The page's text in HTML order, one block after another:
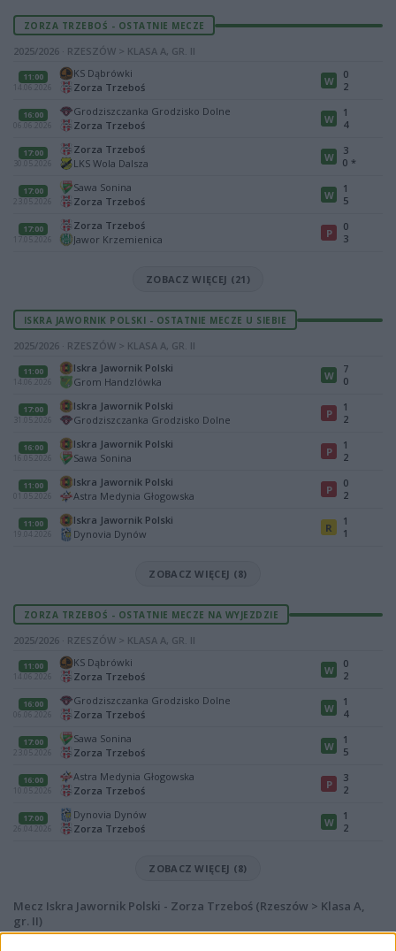
ZORZA TRZEBOŚ - OSTATNIE MECZE
2025/2026 · RZESZÓW > KLASA A, GR. II
11:00
14.06.2026
KS Dąbrówki
Zorza Trzeboś
W
0
2
16:00
06.06.2026
Grodziszczanka Grodzisko Dolne
Zorza Trzeboś
W
1
4
17:00
30.05.2026
Zorza Trzeboś
LKS Wola Dalsza
W
3
0 *
17:00
23.05.2026
Sawa Sonina
Zorza Trzeboś
W
1
5
17:00
17.05.2026
Zorza Trzeboś
Jawor Krzemienica
P
0
3
ZOBACZ WIĘCEJ (21)
ISKRA JAWORNIK POLSKI - OSTATNIE MECZE U SIEBIE
2025/2026 · RZESZÓW > KLASA A, GR. II
11:00
14.06.2026
Iskra Jawornik Polski
Grom Handzlówka
W
7
0
17:00
31.05.2026
Iskra Jawornik Polski
Grodziszczanka Grodzisko Dolne
P
1
2
16:00
16.05.2026
Iskra Jawornik Polski
Sawa Sonina
P
1
2
11:00
01.05.2026
Iskra Jawornik Polski
Astra Medynia Głogowska
P
0
2
11:00
19.04.2026
Iskra Jawornik Polski
Dynovia Dynów
R
1
1
ZOBACZ WIĘCEJ (8)
ZORZA TRZEBOŚ - OSTATNIE MECZE NA WYJEZDZIE
2025/2026 · RZESZÓW > KLASA A, GR. II
11:00
14.06.2026
KS Dąbrówki
Zorza Trzeboś
W
0
2
16:00
06.06.2026
Grodziszczanka Grodzisko Dolne
Zorza Trzeboś
W
1
4
17:00
23.05.2026
Sawa Sonina
Zorza Trzeboś
W
1
5
16:00
10.05.2026
Astra Medynia Głogowska
Zorza Trzeboś
P
3
2
17:00
26.04.2026
Dynovia Dynów
Zorza Trzeboś
W
1
2
ZOBACZ WIĘCEJ (8)
Mecz Iskra Jawornik Polski - Zorza Trzeboś (Rzeszów > Klasa A,
gr. II)